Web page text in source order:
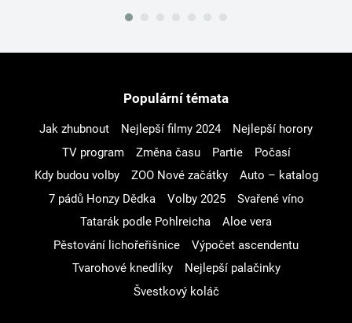
Populární témata
Jak zhubnout Nejlepší filmy 2024
Nejlepší horory
TV program
Změna času Partie
Počasí
Kdy budou volby
ZOO Nové začátky
Auto – katalog
7 pádů Honzy Dědka
Volby 2025
Svařené víno
Tatarák podle Pohlreicha
Aloe vera
Pěstování lichořeřišnice
Výpočet ascendentu
Tvarohové knedlíky
Nejlepší palačinky
Švestkový koláč